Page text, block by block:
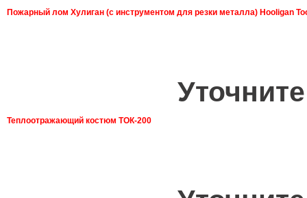
Пожарный лом Хулиган (с инструментом для резки металла) Hooligan
Теплоотражающий костюм ТОК-200